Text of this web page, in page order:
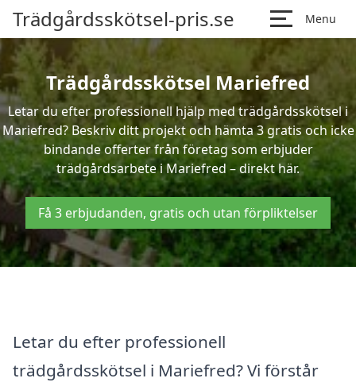
Trädgårdsskötsel-pris.se Menu
Trädgårdsskötsel Mariefred
Letar du efter professionell hjälp med trädgårdsskötsel i
Mariefred? Beskriv ditt projekt och hämta 3 gratis och icke
bindande offerter från företag som erbjuder
trädgårdsarbete i Mariefred – direkt här.
Få 3 erbjudanden, gratis och utan förpliktelser
Letar du efter professionell
trädgårdsskötsel i Mariefred? Vi förstår